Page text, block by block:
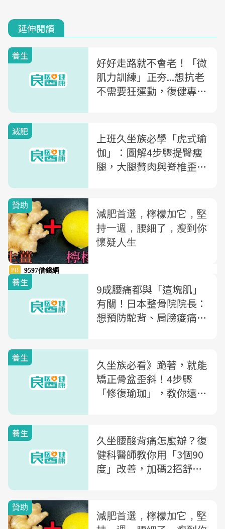
延伸閱讀
養生
好好走路就不會老！「微
肌力訓練」正夯...想抗老
不需要狂運動，復健專科
減肥
上班久坐族必學「虎式瑜
伽」：圖解4步驟提臀瘦
腿，大腿贅肉與脊椎歪斜
養生
9成腰痛都與「這塊肌」
有關！日本整骨院院長：
想預防駝背、肩膀痠痛，
養生
久坐族必看》跪著，就能
矯正骨盆歪斜！4步驟
「修復瑜珈」，教你遠離
養生
久坐腰酸背痛怎麼辦？復
健科醫師教你用「3個90
度」改善，加碼2招舒緩